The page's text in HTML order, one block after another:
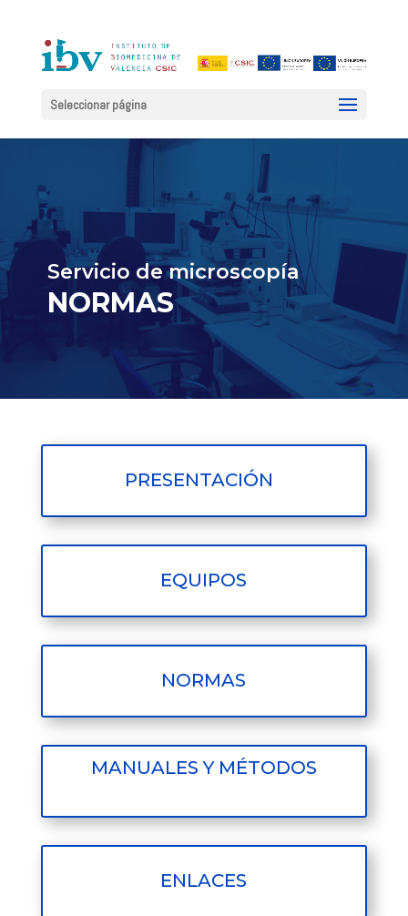
Seleccionar página
Servicio de microscopía
NORMAS
PRESENTACIÓN
EQUIPOS
NORMAS
MANUALES Y MÉTODOS
ENLACES